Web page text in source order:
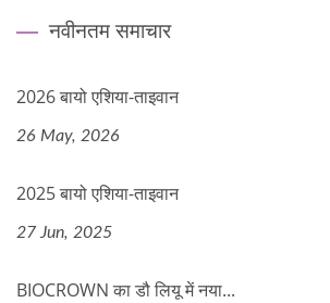
नवीनतम समाचार
2026 बायो एशिया-ताइवान
26 May, 2026
2025 बायो एशिया-ताइवान
27 Jun, 2025
BIOCROWN का डौ लियू में नया...